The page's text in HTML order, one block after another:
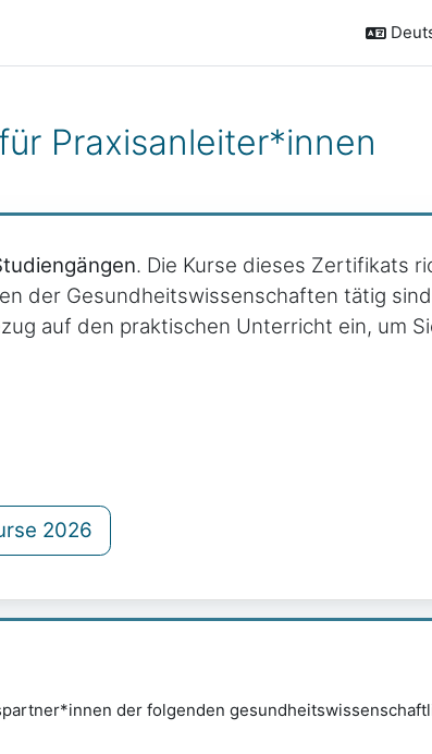
Praxisanleiter*innen
. Die Kurse dieses Zertifikats
der Gesundheitswissenschaften tätig
auf den praktischen Unterricht ein, um
2026
der folgenden